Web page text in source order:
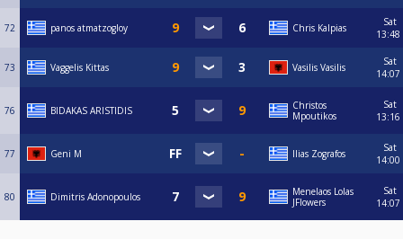
72 panos atmatzogloy Chris Kalpias
Sat
13:48
73 Vaggelis Kittas Vasilis Vasilis
Sat
14:07
76 BIDAKAS ARISTIDIS
Christos
Mpoutikos
Sat
13:16
77 Geni M Ilias Zografos
Sat
14:00
80 Dimitris Adonopoulos
Menelaos Lolas
JFlowers
Sat
14:07